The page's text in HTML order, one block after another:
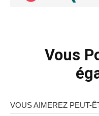
Vous